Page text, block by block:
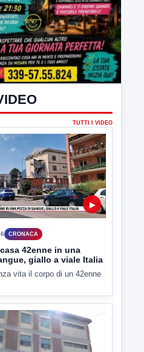
TUTTI I VIDEO
▶
CRONACA
42enne in una
giallo a viale Italia
vita il corpo di un 42enne